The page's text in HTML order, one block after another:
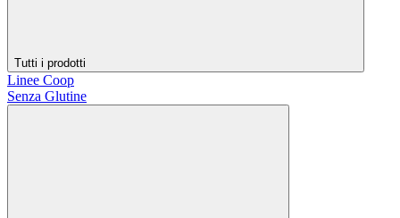
Tutti i prodotti
Linee Coop
Senza Glutine